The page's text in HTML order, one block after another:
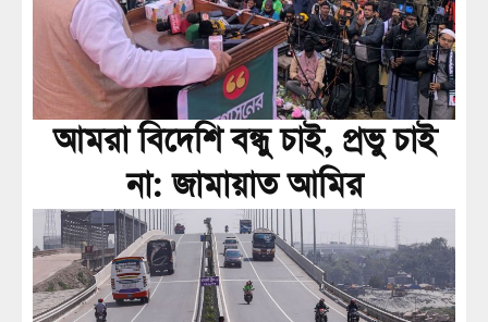
আমরা বিদেশি বন্ধু চাই, প্রভু চাই
না: জামায়াত আমির